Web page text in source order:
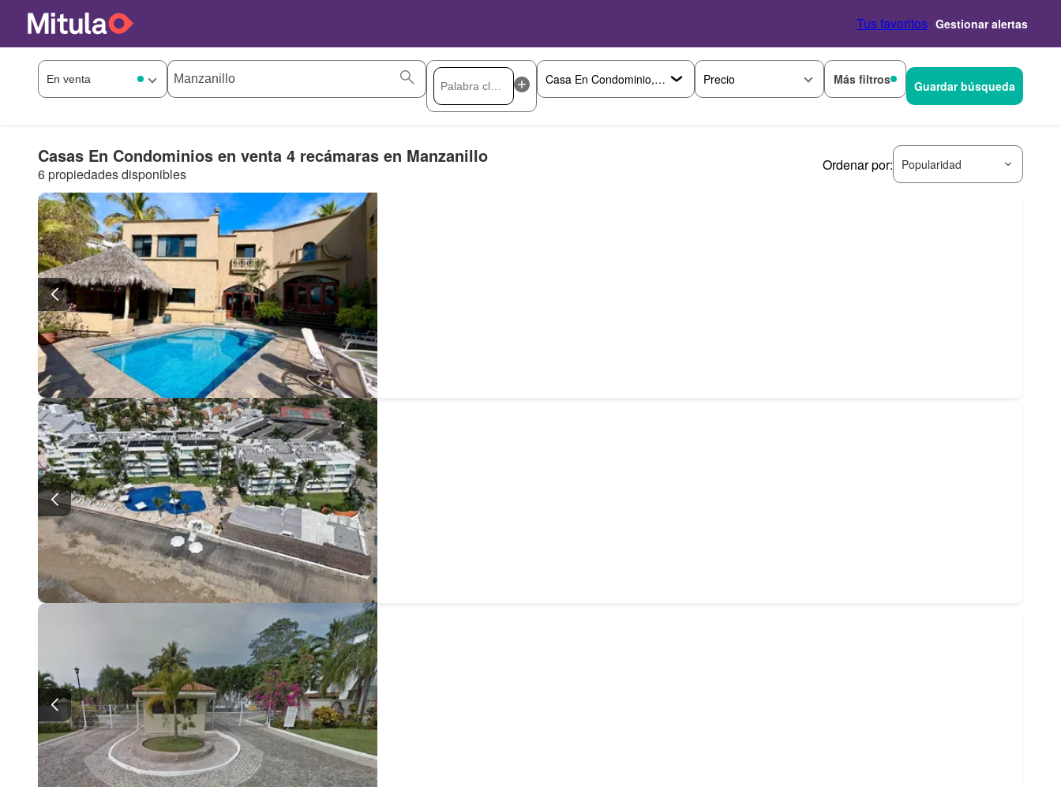
Tus favoritos Gestionar alertas
Precio Más filtros Guardar búsqueda
Casas En Condominios en venta 4 recámaras en Manzanillo
6 propiedades disponibles
Ordenar por: Popularidad